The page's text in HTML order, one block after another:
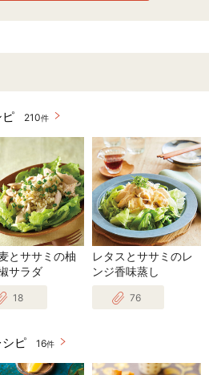
ピ 210件
とササミの柚
サラダ
18
レタスとササミのレ
ンジ香味蒸し
76
シピ 16件